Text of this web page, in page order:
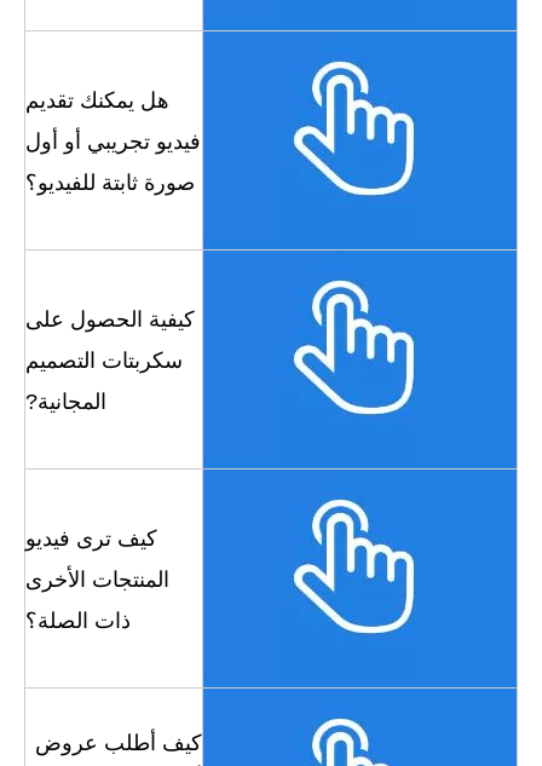
هل يمكنك تقديم
فيديو تجريبي أو أول
صورة ثابتة للفيديو؟
كيفية الحصول على
سكربتات التصميم
المجانية?
كيف ترى فيديو
المنتجات الأخرى
ذات الصلة؟
كيف أطلب عروض